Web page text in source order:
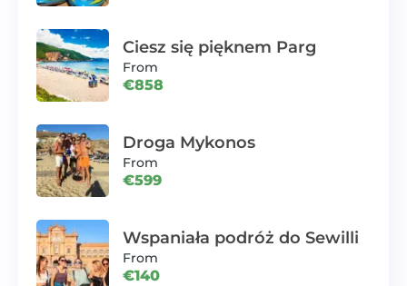
Ciesz się pięknem Parg
From
€858
Droga Mykonos
From
€599
Wspaniała podróż do Sewilli
From
€140